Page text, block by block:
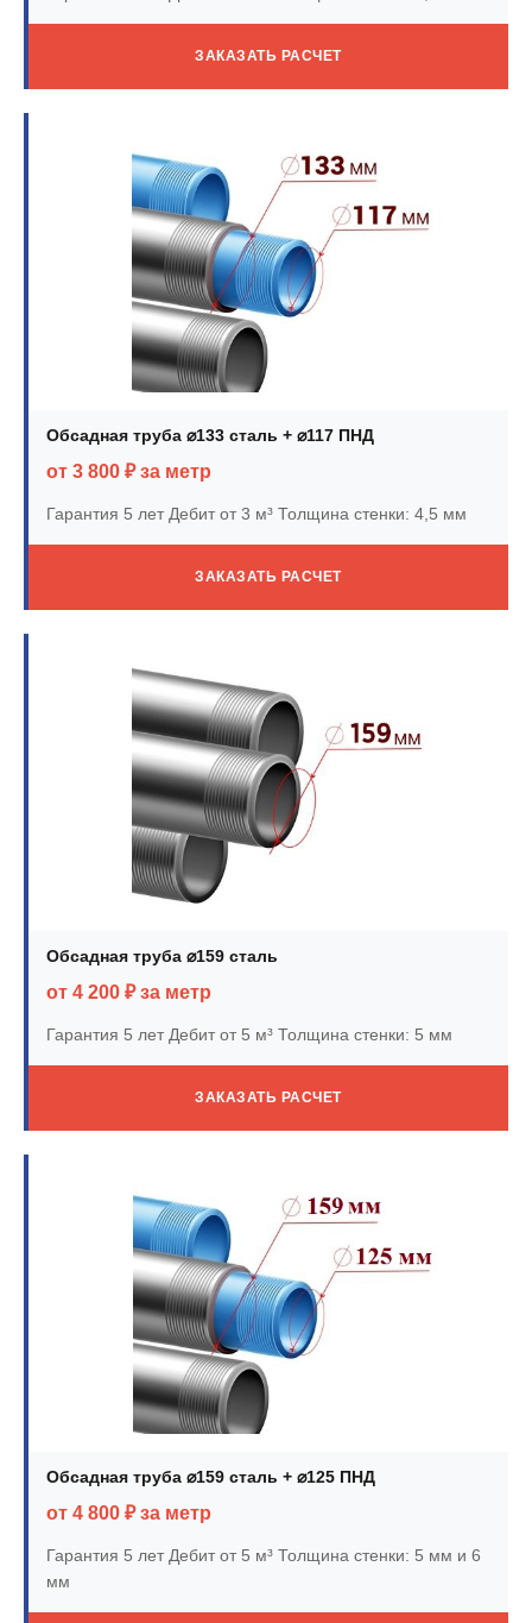
ЗАКАЗАТЬ РАСЧЕТ
Обсадная труба ⌀133 сталь + ⌀117 ПНД
от 3 800 ₽ за метр
Гарантия 5 летДебит от 3 м³ Толщина стенки: 4,5 мм
ЗАКАЗАТЬ РАСЧЕТ
Обсадная труба ⌀159 сталь
от 4 200 ₽ за метр
Гарантия 5 летДебит от 5 м³ Толщина стенки: 5 мм
ЗАКАЗАТЬ РАСЧЕТ
Обсадная труба ⌀159 сталь + ⌀125 ПНД
от 4 800 ₽ за метр
Гарантия 5 летДебит от 5 м³ Толщина стенки: 5 мм и 6
мм